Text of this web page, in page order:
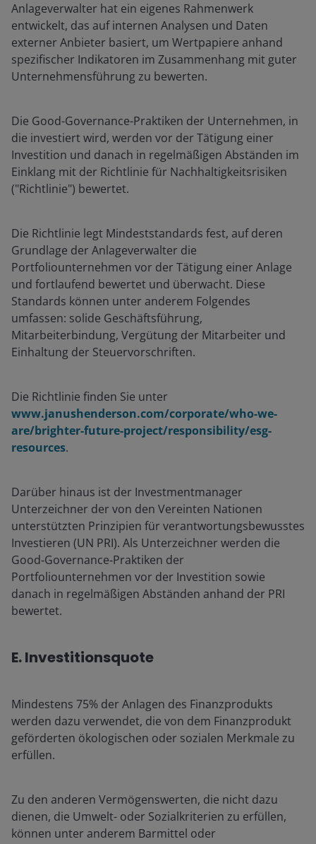
Anlageverwalter hat ein eigenes Rahmenwerk
entwickelt, das auf internen Analysen und Daten
externer Anbieter basiert, um Wertpapiere anhand
spezifischer Indikatoren im Zusammenhang mit guter
Unternehmensführung zu bewerten.
Die Good-Governance-Praktiken der Unternehmen, in
die investiert wird, werden vor der Tätigung einer
Investition und danach in regelmäßigen Abständen im
Einklang mit der Richtlinie für Nachhaltigkeitsrisiken
("Richtlinie") bewertet.
Die Richtlinie legt Mindeststandards fest, auf deren
Grundlage der Anlageverwalter die
Portfoliounternehmen vor der Tätigung einer Anlage
und fortlaufend bewertet und überwacht. Diese
Standards können unter anderem Folgendes
umfassen: solide Geschäftsführung,
Mitarbeiterbindung, Vergütung der Mitarbeiter und
Einhaltung der Steuervorschriften.
Die Richtlinie finden Sie unter
www.janushenderson.com/corporate/who-we-
are/brighter-future-project/responsibility/esg-
resources.
Darüber hinaus ist der Investmentmanager
Unterzeichner der von den Vereinten Nationen
unterstützten Prinzipien für verantwortungsbewusstes
Investieren (UN PRI). Als Unterzeichner werden die
Good‑Governance‑Praktiken der
Portfoliounternehmen vor der Investition sowie
danach in regelmäßigen Abständen anhand der PRI
bewertet.
E. Investitionsquote
Mindestens 75% der Anlagen des Finanzprodukts
werden dazu verwendet, die von dem Finanzprodukt
geförderten ökologischen oder sozialen Merkmale zu
erfüllen.
Zu den anderen Vermögenswerten, die nicht dazu
dienen, die Umwelt- oder Sozialkriterien zu erfüllen,
können unter anderem Barmittel oder